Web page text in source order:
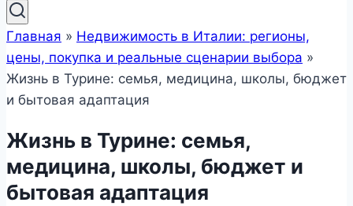
Главная » Недвижимость в Италии: регионы,
цены, покупка и реальные сценарии выбора »
Жизнь в Турине: семья, медицина, школы, бюджет
и бытовая адаптация
Жизнь в Турине: семья,
медицина, школы, бюджет и
бытовая адаптация